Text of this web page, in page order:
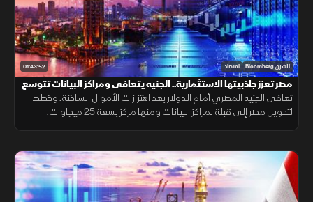
01:43:52 الشرق Bloomberg اقتصاد
مصر تعزز جاذبيتها الاستثمارية.. الجنيه يتعافى ومراكز البيانات تتوسع
تعافى الجنيه المصري أمام الدولار بعد اهتزازات الأموال الساخنة. وخطط
لتحويل مصر إلى قبلة لمراكز البيانات ومنها مركز بسعة 25 ميجاوات.